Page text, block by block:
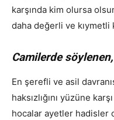
karşında kim olursa
daha değerli ve kıymetli
Camilerde
En şerefli ve asil
haksızlığını yüzüne
hocalar ayetler hadisler